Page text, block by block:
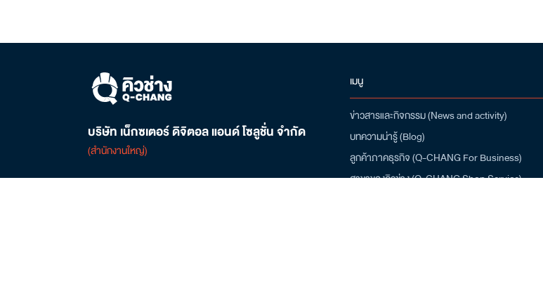
บริษัท เน็กซเตอร์ ดิจิตอล แอนด์ โซลูชั่น จำกัด
(สำนักงานใหญ่)
เมนู
ข่าวสารและกิจกรรม (News and activity)
บทความน่ารู้ (Blog)
ลูกค้าภาคธุรกิจ (Q-CHANG For Business)
สาขาของคิวช่าง (Q-CHANG Shop Service)